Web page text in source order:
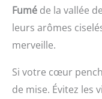
Fumé de la vallée
leurs arômes
merveille.
Si votre cœur
de mise. Évitez les